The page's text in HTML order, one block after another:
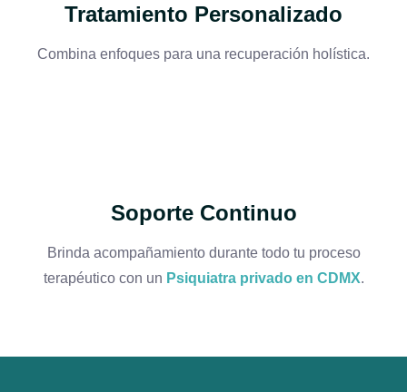
Tratamiento Personalizado
Combina enfoques para una recuperación holística.
Soporte Continuo
Brinda acompañamiento durante todo tu proceso
terapéutico con un Psiquiatra privado en CDMX.